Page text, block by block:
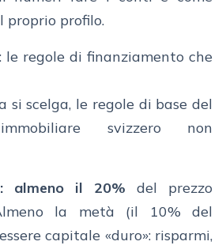
proprio profilo.
le regole di finanziamento che
si scelga, le regole di base del
svizzero non
almeno il 20% del prezzo
la metà (il 10% del
capitale «duro»: risparmi,